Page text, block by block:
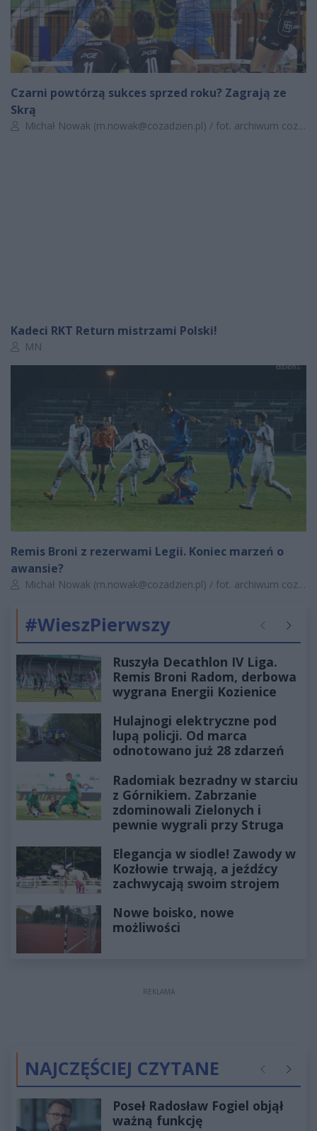
Czarni powtórzą sukces sprzed roku? Zagrają ze
Skrą
Autor artykułu:
Michał Nowak (m.nowak@cozadzien.pl) / fot. archiwum cozadzien.pl
Kadeci RKT Return mistrzami Polski!
Autor artykułu:
MN
Remis Broni z rezerwami Legii. Koniec marzeń o
awansie?
Autor artykułu:
Michał Nowak (m.nowak@cozadzien.pl) / fot. archiwum cozadzien.pl
#WieszPierwszy Poprzednie
Ruszyła Decathlon IV Liga.
Remis Broni Radom, derbowa
wygrana Energii Kozienice
Hulajnogi elektryczne pod
lupą policji. Od marca
odnotowano już 28 zdarzeń
Radomiak bezradny w starciu
z Górnikiem. Zabrzanie
zdominowali Zielonych i
pewnie wygrali przy Struga
Elegancja w siodle! Zawody w
Kozłowie trwają, a jeźdźcy
zachwycają swoim strojem
Nowe boisko, nowe
możliwości
REKLAMA
NAJCZĘŚCIEJ CZYTANE Poprzednie
Poseł Radosław Fogiel objął
ważną funkcję